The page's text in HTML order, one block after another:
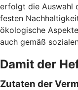
erfolgt die Auswahl
festen
ökologische
auch gemäß
Damit der
Zutaten der